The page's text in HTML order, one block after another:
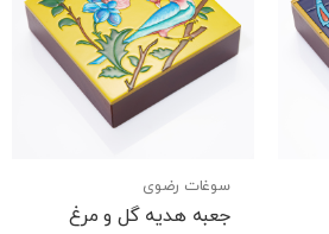
سوغات رضوی
جعبه هدیه گل و مرغ